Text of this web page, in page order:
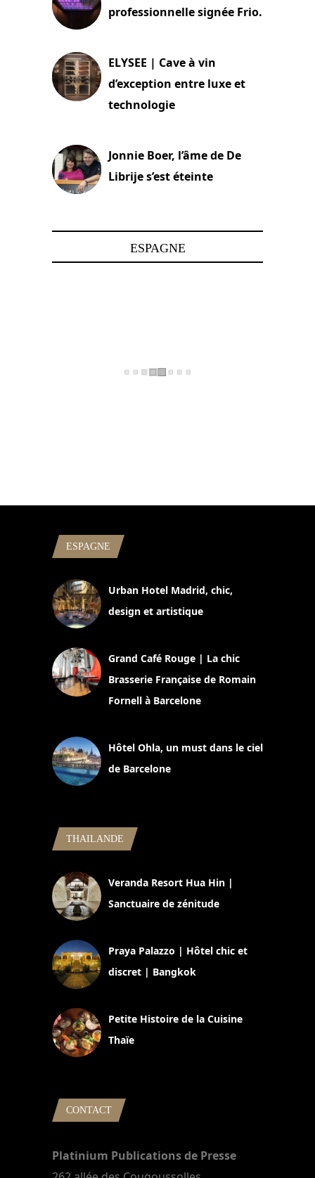
professionnelle signée Frio.
ELYSEE | Cave à vin
d’exception entre luxe et
technologie
Jonnie Boer, l’âme de De
Librije s’est éteinte
ESPAGNE
ESPAGNE
Urban Hotel Madrid, chic,
design et artistique
Grand Café Rouge | La chic
Brasserie Française de Romain
Fornell à Barcelone
Hôtel Ohla, un must dans le ciel
de Barcelone
THAILANDE
Veranda Resort Hua Hin |
Sanctuaire de zénitude
Praya Palazzo | Hôtel chic et
discret | Bangkok
Petite Histoire de la Cuisine
Thaïe
CONTACT
Platinium Publications de Presse